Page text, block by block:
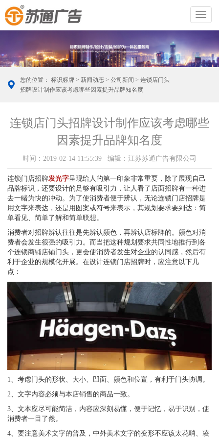
切
换
您的位置： 标识标牌 > 新闻动态 > 公司新闻 > 连锁店门头
招牌设计制作应该考虑哪些因素提升品牌知名度
连锁店门头招牌设计制作应该考虑哪些
因素提升品牌知名度
时间：2019-02-14 11:55:39 编辑：江苏苏通广告有限公司
连锁门店招牌发光字呈现给人的第一印象非常重要，除了展现自己
品牌标识，还要设计的足够有吸引力，让人看了店面招牌有一种进
去一睹为快的冲动。为了使消费者便于辨认，无论连锁门店招牌是
用文字来表达，还是用图案或符号来表示，其规划要求要到达：简
单看见、简单了解和简单联想。
消费者对招牌辨认往往是先辨认颜色，再辨认店标牌的。颜色对消
费者会发生很强的吸引力。而当把这种规划要求共同性地推行到各
个连锁商铺店铺门头，更会使消费者发生对企业的认同感，然后有
利于企业的规模化开展。在设计连锁门店招牌时，应注意以下几
点：
1、考虑门头的形状、大小、凹面、颜色和位置，有利于门头协调。
2、文字内容必须与本店销售的商品一致。
3、文本应尽可能简洁，内容应深刻易懂，便于记忆，易于识别，使
消费者一目了然。
4、要注意美术文字的普及，中外美术文字的变形不应该太花哨、凌